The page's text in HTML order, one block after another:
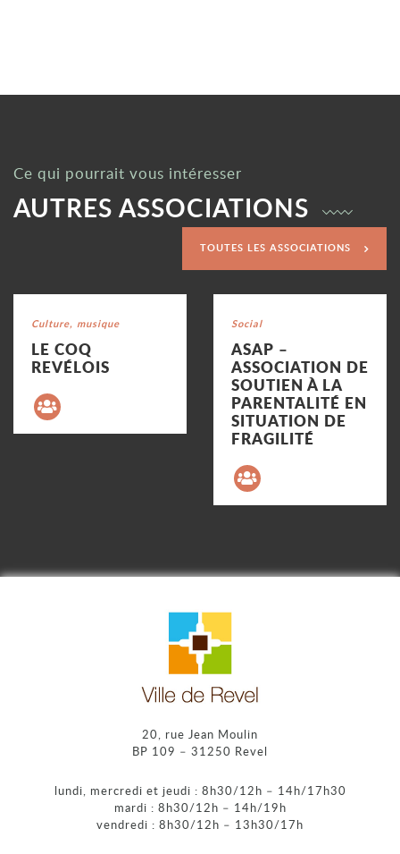
Ce qui pourrait vous intéresser
AUTRES ASSOCIATIONS
TOUTES LES ASSOCIATIONS
Catégorie : "
Culture, musique
LE COQ
REVÉLOIS
Catégorie : "
Social
ASAP –
ASSOCIATION DE
SOUTIEN À LA
PARENTALITÉ EN
SITUATION DE
FRAGILITÉ
20, rue Jean Moulin
BP 109 – 31250 Revel
lundi, mercredi et jeudi : 8h30/12h – 14h/17h30
mardi : 8h30/12h – 14h/19h
vendredi : 8h30/12h – 13h30/17h